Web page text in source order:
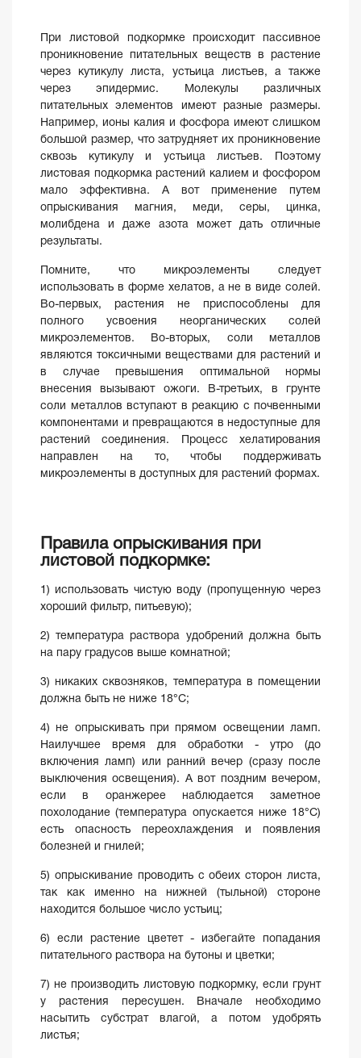
При листовой подкормке происходит пассивное
проникновение питательных веществ в растение
через кутикулу листа, устьица листьев, а также
через эпидермис. Молекулы различных
питательных элементов имеют разные размеры.
Например, ионы калия и фосфора имеют слишком
большой размер, что затрудняет их проникновение
сквозь кутикулу и устьица листьев. Поэтому
листовая подкормка растений калием и фосфором
мало эффективна. А вот применение путем
опрыскивания магния, меди, серы, цинка,
молибдена и даже азота может дать отличные
результаты.
Помните, что микроэлементы следует
использовать в форме хелатов, а не в виде солей.
Во-первых, растения не приспособлены для
полного усвоения неорганических солей
микроэлементов. Во-вторых, соли металлов
являются токсичными веществами для растений и
в случае превышения оптимальной нормы
внесения вызывают ожоги. В-третьих, в грунте
соли металлов вступают в реакцию с почвенными
компонентами и превращаются в недоступные для
растений соединения. Процесс хелатирования
направлен на то, чтобы поддерживать
микроэлементы в доступных для растений формах.
Правила опрыскивания при
листовой подкормке:
1) использовать чистую воду (пропущенную через
хороший фильтр, питьевую);
2) температура раствора удобрений должна быть
на пару градусов выше комнатной;
3) никаких сквозняков, температура в помещении
должна быть не ниже 18°С;
4) не опрыскивать при прямом освещении ламп.
Наилучшее время для обработки - утро (до
включения ламп) или ранний вечер (сразу после
выключения освещения). А вот поздним вечером,
если в оранжерее наблюдается заметное
похолодание (температура опускается ниже 18°С)
есть опасность переохлаждения и появления
болезней и гнилей;
5) опрыскивание проводить с обеих сторон листа,
так как именно на нижней (тыльной) стороне
находится большое число устьиц;
6) если растение цветет - избегайте попадания
питательного раствора на бутоны и цветки;
7) не производить листовую подкормку, если грунт
у растения пересушен. Вначале необходимо
насытить субстрат влагой, а потом удобрять
листья;